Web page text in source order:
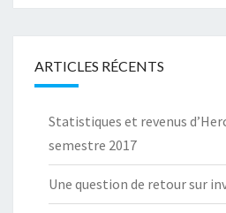
ARTICLES RÉCENTS
Statistiques et revenus
semestre 2017
Une question de retour sur